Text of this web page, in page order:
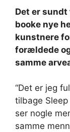
Det er
booke nye
kunstnere
forældede
samme
“Det er jeg
tilbage
ser nogle
samme